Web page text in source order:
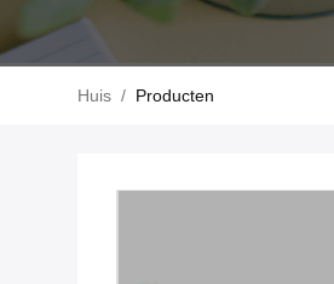
Huis / Producten